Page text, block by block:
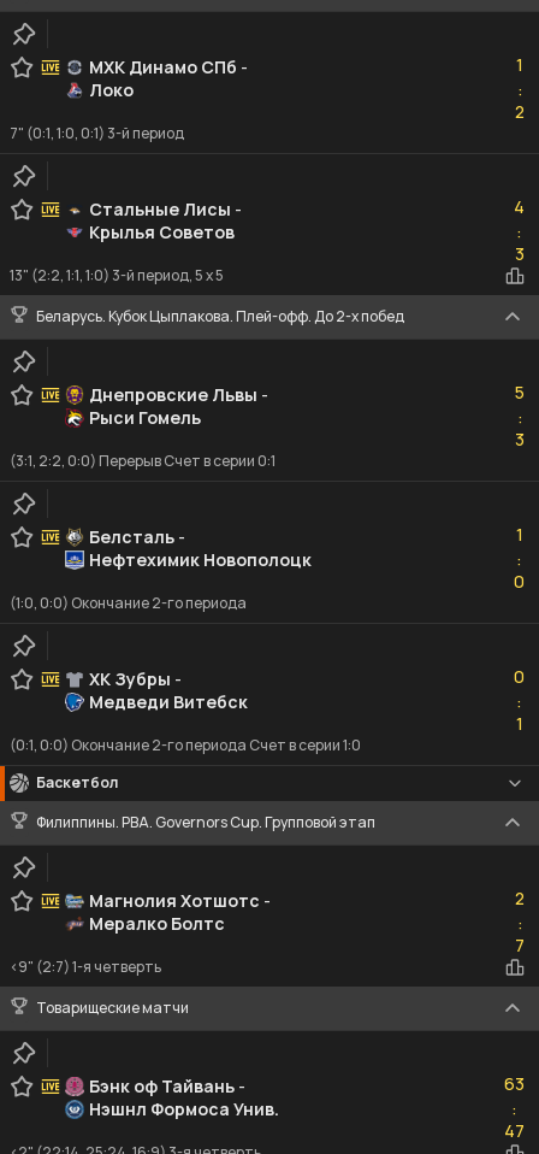
МХК Динамо СПб -
Локо
1
:2
2
7" (0:1, 1:0, 0:1) 3-й период
Стальные Лисы -
Крылья Советов
4
:3
3
13" (2:2, 1:1, 1:0) 3-й период, 5 x 5
Беларусь. Кубок Цыплакова. Плей-офф. До 2-х побед
Днепровские Львы -
Рыси Гомель
5
:3
3
(3:1, 2:2, 0:0) Перерыв Счет в серии 0:1
Белсталь -
Нефтехимик Новополоцк
1
:0
0
(1:0, 0:0) Окончание 2-го периода
ХК Зубры -
Медведи Витебск
0
:1
1
(0:1, 0:0) Окончание 2-го периода Счет в серии 1:0
Баскетбол
Филиппины. PBA. Governors Cup. Групповой этап
Магнолия Хотшотс -
Мералко Болтс
2
:7
7
<9" (2:7) 1-я четверть
Товарищеские матчи
Бэнк оф Тайвань -
Нэшнл Формоса Унив.
63
:47
47